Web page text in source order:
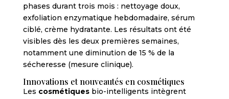
phases durant trois mois : nettoyage doux,
exfoliation enzymatique hebdomadaire, sérum
ciblé, crème hydratante. Les résultats ont été
visibles dès les deux premières semaines,
notamment une diminution de 15 % de la
sécheresse (mesure clinique).
Innovations et nouveautés en cosmétiques
Les cosmétiquesbio-intelligents intègrent